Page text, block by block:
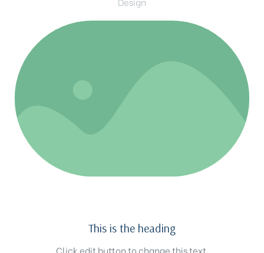
This is the heading
Click edit button to change this text.